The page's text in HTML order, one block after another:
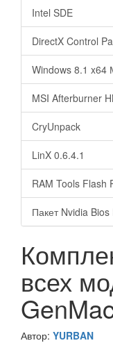
Intel SDE
DirectX Control
Windows 8.1 x64
MSI Afterburner
CryUnpack
LinX 0.6.4.1
RAM Tools Flash
Пакет Nvidia
всех
Автор: YURBAN